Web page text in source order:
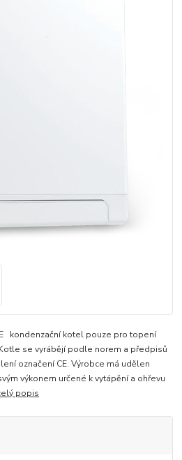
kondenzační kotel pouze pro topení
se vyrábějí podle norem a předpisů
označení CE. Výrobce má udělen
výkonem určené k vytápění a ohřevu
popis